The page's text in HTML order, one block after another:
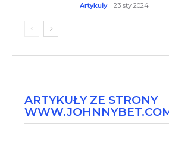
Artykuły 23 sty 2024
ARTYKUŁY ZE STRONY